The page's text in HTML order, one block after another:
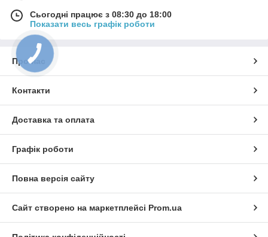
Сьогодні працює з 08:30 до 18:00
Показати весь графік роботи
Про нас
Контакти
Доставка та оплата
Графік роботи
Повна версія сайту
Сайт створено на маркетплейсі Prom.ua